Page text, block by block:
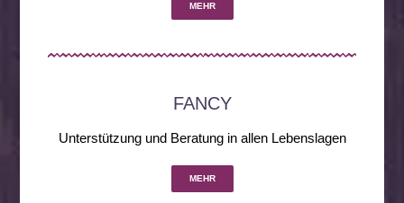
MEHR
FANCY
Unterstützung und Beratung in allen Lebenslagen
MEHR